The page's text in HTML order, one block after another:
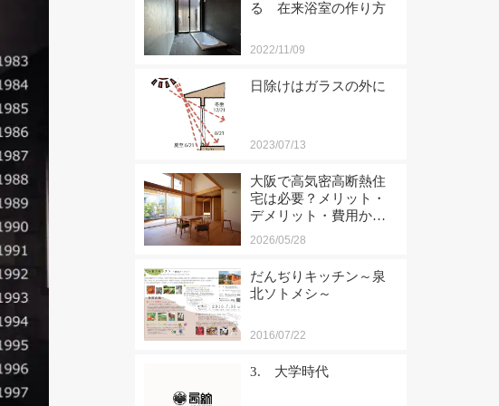
る 在来浴室の作り方
2022/11/09
日除けはガラスの外に
2023/07/13
大阪で高気密高断熱住
宅は必要？メリット・
デメリット・費用から
工務店選びまで徹底解
2026/05/28
だんぢりキッチン～泉
北ソトメシ～
2016/07/22
3. 大学時代